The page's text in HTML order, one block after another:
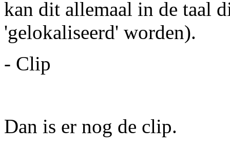
kan dit allemaal in de taal
'gelokaliseerd' worden).
- Clip
Dan is er nog de clip.